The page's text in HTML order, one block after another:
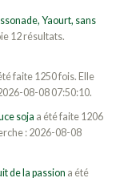
Yaourt, sans
12 résultats.
faite 1250 fois. Elle
08-08 07:50:10.
soja a été faite 1206
: 2026-08-08
de la passion a été